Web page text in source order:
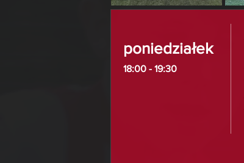
poniedziałek
18:00 - 19:30